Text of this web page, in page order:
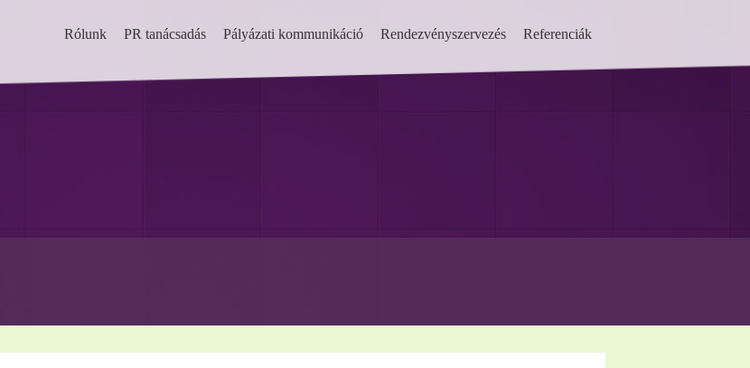
Rólunk PR tanácsadás Pályázati kommunikáció Rendezvényszervezés Referenciák